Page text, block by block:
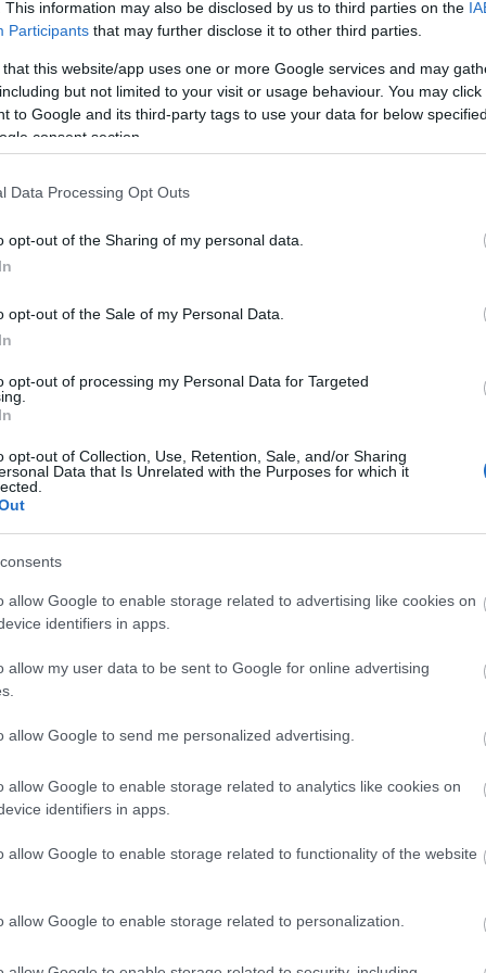
This information may also be disclosed by us to third parties on the
Participants that may further disclose it to other third parties.
that this website/app uses one or more Google services and may
but not limited to your visit or usage behaviour. You may
to Google and its third-party tags to use your data for below
consent section.
Data Processing Opt Outs
opt-out of the Sharing of my personal data.
opt-out of the Sale of my Personal Data.
opt-out of processing my Personal Data for Targeted
opt-out of Collection, Use, Retention, Sale, and/or Sharing
Data that Is Unrelated with the Purposes for which it
allow Google to enable storage related to advertising like cookies on
identifiers in apps.
allow my user data to be sent to Google for online advertising
allow Google to send me personalized advertising.
allow Google to enable storage related to analytics like cookies on
identifiers in apps.
allow Google to enable storage related to functionality of the website
allow Google to enable storage related to personalization.
csillagok tökéletesen egyszer, vagy elsülhet valami váratlanul jól
Weeknd-szappanopera most már sok-sok éve olyan
amikhez fogható egyáltalán nem biztos, hogy volt a
de többet ad, ha minél inkább képben vagyunk. A The
ért a
rákövetkező évben, egyértelművé vált, hogy emberünk
és figurával. Így valahol érthető is utólag, hogy miért kellett
Weeknd-lemezre, a 2020-as After Hoursre. Viszont ennek már
álmodni sem mernek. A trap-R&B crossover
aki már nem az a kölyökképű valaki, aki korábban volt,
és szerproblémákkal küzd, de leginkább: nem találja az
mindent.
komoly eltérés van az
az új lemez már ennek a zuhanásnak egyfajta felismeréséről
így némi terápiás jelleget is a végeredménybe. És
ponton
de egyáltalán nem giccses szintitémáival megtalálta
viszi tovább az előző lemezek gondolatiságát, és egyben